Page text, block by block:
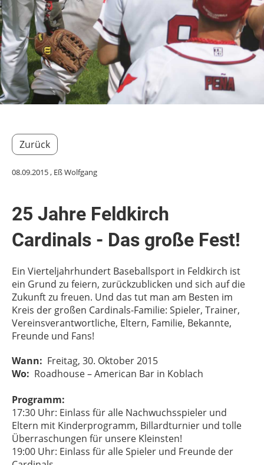
Zurück
08.09.2015, Eß Wolfgang
25 Jahre Feldkirch
Cardinals - Das große Fest!
Ein Vierteljahrhundert Baseballsport in Feldkirch ist
ein Grund zu feiern, zurückzublicken und sich auf die
Zukunft zu freuen. Und das tut man am Besten im
Kreis der großen Cardinals-Familie: Spieler, Trainer,
Vereinsverantwortliche, Eltern, Familie, Bekannte,
Freunde und Fans!
Wann: Freitag, 30. Oktober 2015
Wo: Roadhouse – American Bar in Koblach
Programm:
17:30 Uhr: Einlass für alle Nachwuchsspieler und
Eltern mit Kinderprogramm, Billardturnier und tolle
Überraschungen für unsere Kleinsten!
19:00 Uhr: Einlass für alle Spieler und Freunde der